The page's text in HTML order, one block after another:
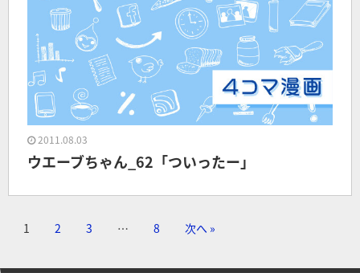
2011.08.03
ウエーブちゃん_62「ついったー」
1 2 3 … 8 次へ »